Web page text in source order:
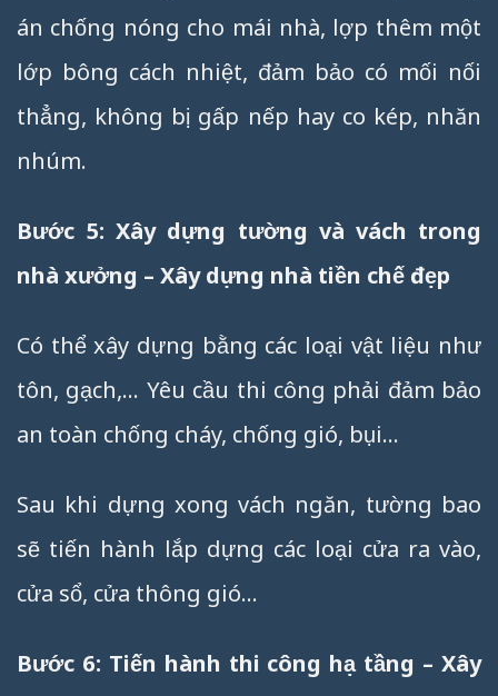
án chống nóng cho mái nhà, lợp thêm một
lớp bông cách nhiệt, đảm bảo có mối nối
thẳng, không bị gấp nếp hay co kép, nhăn
nhúm.
Bước 5: Xây dựng tường và vách trong
nhà xưởng – Xây dựng nhà tiền chế đẹp
Có thể xây dựng bằng các loại vật liệu như
tôn, gạch,… Yêu cầu thi công phải đảm bảo
an toàn chống cháy, chống gió, bụi…
Sau khi dựng xong vách ngăn, tường bao
sẽ tiến hành lắp dựng các loại cửa ra vào,
cửa sổ, cửa thông gió…
Bước 6: Tiến hành thi công hạ tầng – Xây